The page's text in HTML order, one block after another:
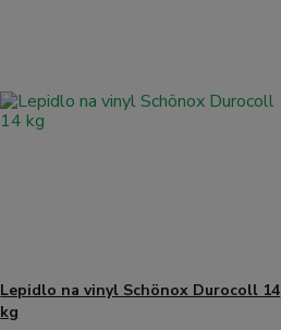
Lepidlo na vinyl Schönox Durocoll 14
kg